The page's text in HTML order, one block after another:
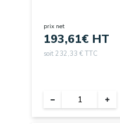
prix net
193,61€ HT
soit 232,33 € TTC